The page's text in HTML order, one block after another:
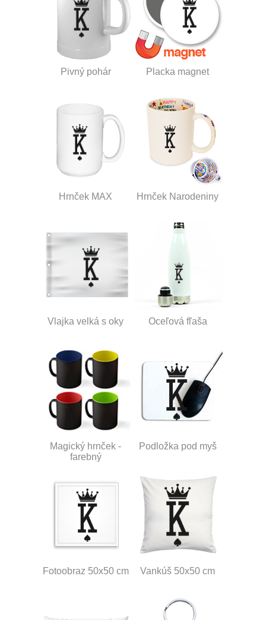
Pivný pohár Placka magnet
Hrnček MAX Hrnček Narodeniny
Vlajka velká s oky Oceľová fľaša
Magický hrnček -
farebný
Podložka pod myš
Fotoobraz 50x50 cm Vankúš 50x50 cm